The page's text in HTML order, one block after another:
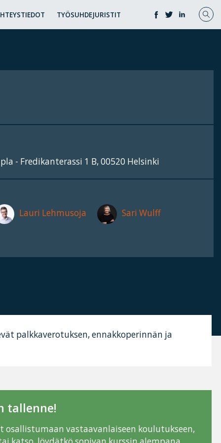
TYÖSUHDEJURISTIT
- Fredikanterassi 1 B, 00520 Helsinki
Lauri Lehmusoja
Sari Wulff
palkkaverotuksen, ennakkoperinnän ja
tallenne!
vastaavanlaiseen koulutukseen,